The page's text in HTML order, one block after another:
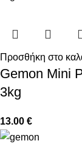
Προσθήκη στο
Gemon Mini
3kg
13.00 €